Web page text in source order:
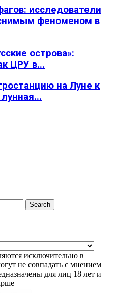
исследователи
феноменом в
острова»:
ЦРУ в...
на Луне к
Search
исключительно в
не совпадать с мнением
для лиц 18 лет и